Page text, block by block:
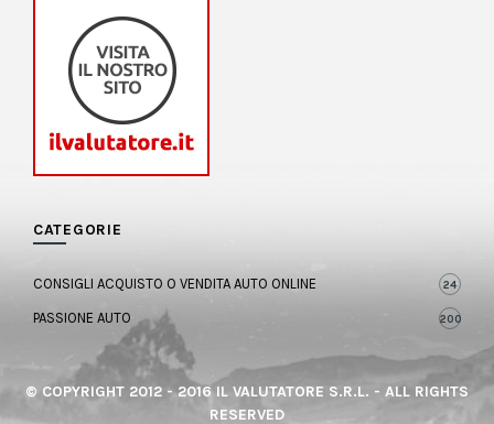
CATEGORIE
CONSIGLI ACQUISTO O VENDITA AUTO ONLINE 24
PASSIONE AUTO 200
© COPYRIGHT 2012 - 2016 IL VALUTATORE S.R.L. - ALL RIGHTS
RESERVED